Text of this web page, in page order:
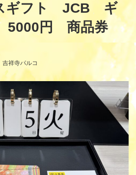
ギフト JCB ギ
5000円 商品券
吉祥寺パルコ